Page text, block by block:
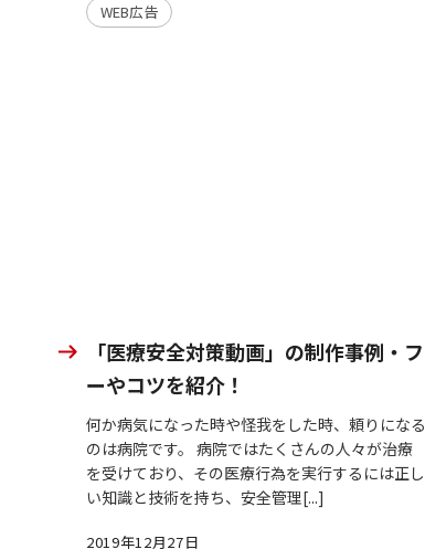
WEB広告
「医療安全対策動画」の制作事例・
ーやコツを紹介！
何か病気になった時や怪我をした時、頼りになる
のは病院です。 病院ではたくさんの人々が治療
を受けており、その医療行為を実行するには正し
い知識と技術を持ち、安全管理[...]
2019年12月27日